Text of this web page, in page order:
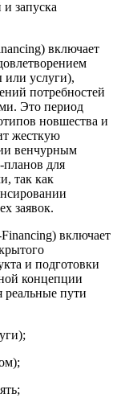
запуска
включает
или услуги),
потребностей
Это период
новшества и
жесткую
венчурным
планов для
так как
заявок.
включает
и подготовки
концепции
реальные пути